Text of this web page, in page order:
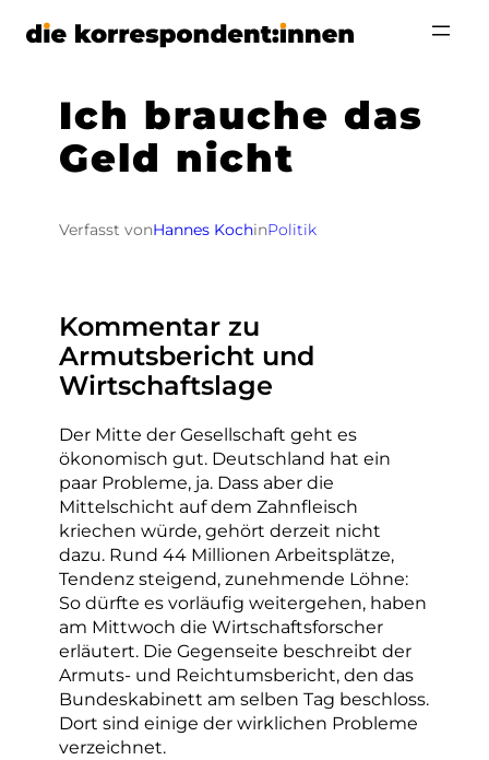
Zum
Ich brauche das
Geld nicht
Verfasst vonHannes KochinPolitik
Kommentar zu
Armutsbericht und
Wirtschaftslage
Der Mitte der Gesellschaft geht es
ökonomisch gut. Deutschland hat ein
paar Probleme, ja. Dass aber die
Mittelschicht auf dem Zahnfleisch
kriechen würde, gehört derzeit nicht
dazu. Rund 44 Millionen Arbeitsplätze,
Tendenz steigend, zunehmende Löhne:
So dürfte es vorläufig weitergehen, haben
am Mittwoch die Wirtschaftsforscher
erläutert. Die Gegenseite beschreibt der
Armuts- und Reichtumsbericht, den das
Bundeskabinett am selben Tag beschloss.
Dort sind einige der wirklichen Probleme
verzeichnet.